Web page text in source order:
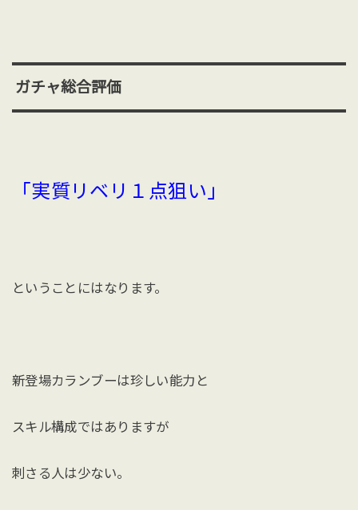
ガチャ総合評価
「実質リベリ１点狙い」
ということにはなります。
新登場カランブーは珍しい能力と
スキル構成ではありますが
刺さる人は少ない。